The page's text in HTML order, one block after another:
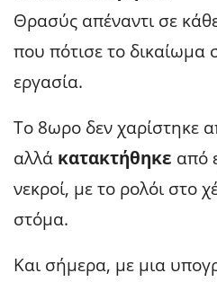
Θρασύς απέναντι σε
που πότισε το δικαίωμα
εργασία.
Το 8ωρο δεν χαρίστηκε
αλλά κατακτήθηκε από
νεκροί, με το ρολόι στο
στόμα.
Και σήμερα, με μια